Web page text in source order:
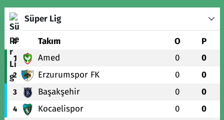
Süper Lig
# Takım O P
1 Amed 0 0
2 Erzurumspor FK 0 0
3 Başakşehir 0 0
4 Kocaelispor 0 0